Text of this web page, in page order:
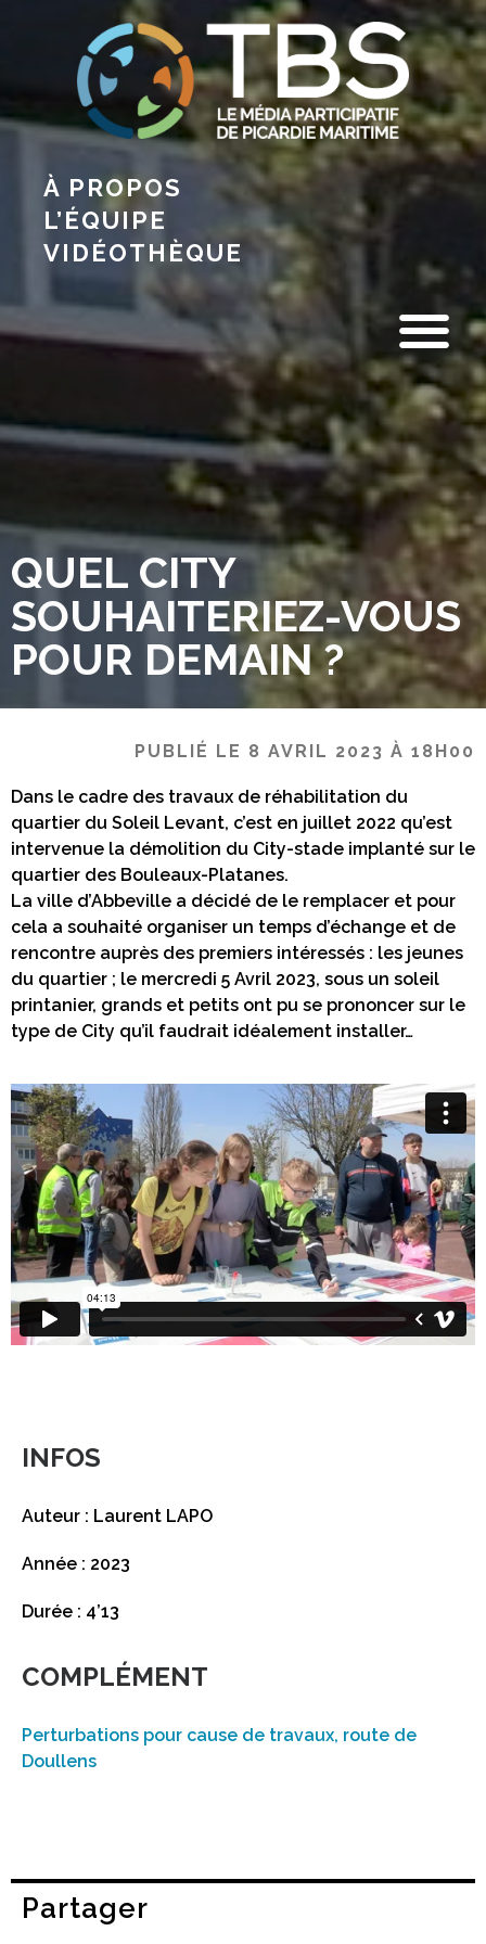
À PROPOS
L’ÉQUIPE
VIDÉOTHÈQUE
QUEL CITY
SOUHAITERIEZ-VOUS
POUR DEMAIN ?
PUBLIÉ LE 8 AVRIL 2023 À 18H00
Dans le cadre des travaux de réhabilitation du
quartier du Soleil Levant, c’est en juillet 2022 qu’est
intervenue la démolition du City-stade implanté sur le
quartier des Bouleaux-Platanes.
La ville d’Abbeville a décidé de le remplacer et pour
cela a souhaité organiser un temps d’échange et de
rencontre auprès des premiers intéressés : les jeunes
du quartier ; le mercredi 5 Avril 2023, sous un soleil
printanier, grands et petits ont pu se prononcer sur le
type de City qu’il faudrait idéalement installer…
INFOS
Auteur : Laurent LAPO
Année : 2023
Durée : 4’13
COMPLÉMENT
Perturbations pour cause de travaux, route de
Doullens
Partager